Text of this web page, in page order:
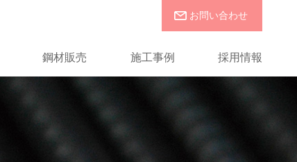
鋼材販売 施工事例 採用情報
お問い合わせ